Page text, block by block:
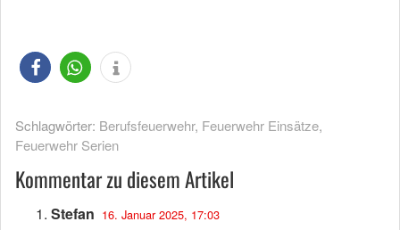
Schlagwörter: Berufsfeuerwehr, Feuerwehr Einsätze,
Feuerwehr Serien
Kommentar zu diesem Artikel
Stefan 16. Januar 2025, 17:03